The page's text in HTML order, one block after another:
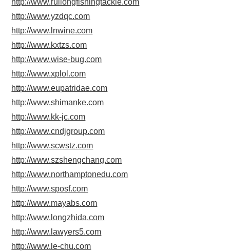
http://www.ruilongfishingtackle.com
http://www.yzdqc.com
http://www.lnwine.com
http://www.kxtzs.com
http://www.wise-bug.com
http://www.xplol.com
http://www.eupatridae.com
http://www.shimanke.com
http://www.kk-jc.com
http://www.cndjgroup.com
http://www.scwstz.com
http://www.szshengchang.com
http://www.northamptonedu.com
http://www.sposf.com
http://www.mayabs.com
http://www.longzhida.com
http://www.lawyers5.com
http://www.le-chu.com